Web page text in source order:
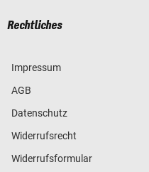
Rechtliches
Impressum
AGB
Datenschutz
Widerrufsrecht
Widerrufsformular